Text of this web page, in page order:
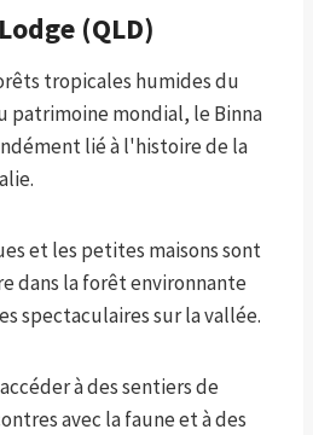
(QLD)
tropicales humides du
patrimoine mondial, le Binna
lié à l'histoire de la
et les petites maisons sont
dans la forêt environnante
spectaculaires sur la vallée.
à des sentiers de
avec la faune et à des